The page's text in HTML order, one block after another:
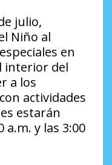
julio,
Niño al
en
interior del
a los
actividades
estarán
y las 3:00